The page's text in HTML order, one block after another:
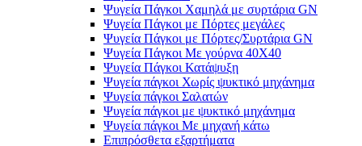
Ψυγεία Πάγκοι Χαμηλά με συρτάρια GN
Ψυγεία Πάγκοι με Πόρτες μεγάλες
Ψυγεία Πάγκοι με Πόρτες/Συρτάρια GN
Ψυγεία Πάγκοι Με γούρνα 40Χ40
Ψυγεία Πάγκοι Κατάψυξη
Ψυγεία πάγκοι Χωρίς ψυκτικό μηχάνημα
Ψυγεία πάγκοι Σαλατών
Ψυγεία πάγκοι με ψυκτικό μηχάνημα
Ψυγεία πάγκοι Με μηχανή κάτω
Επιπρόσθετα εξαρτήματα